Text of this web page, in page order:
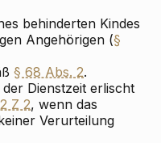
behinderten Kindes
Angehörigen (§
§ 68 Abs. 2.
Dienstzeit erlischt
Z 2, wenn das
Verurteilung